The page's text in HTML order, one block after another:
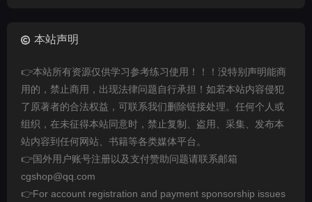
本站声明
👉本站所有资源仅供学习参考练习使用！！！没特别声明能商
用的，禁止商用，出现法律问题自行承担！如若本站内容侵犯
了原著者的合法权益，可联系我们删除链接处理。任何个人或
组织，在未征得本站同意时，禁止复制、盗用、采集、发布本
站内容到任何网站、书籍等各类媒体平台。
👉国外用户账号注册以及支付赞助问题请联系邮箱
cgshop@qq.com
👉For account registration and payment sponsorship issues